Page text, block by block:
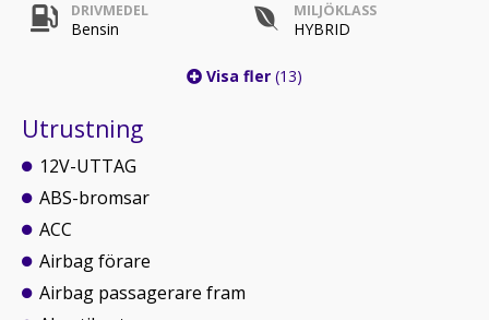
DRIVMEDEL
Bensin
MILJÖKLASS
HYBRID
Visa fler (13)
Utrustning
12V-UTTAG
ABS-bromsar
ACC
Airbag förare
Airbag passagerare fram